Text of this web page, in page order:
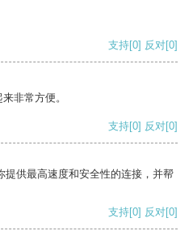
支持[0] 反对[0]
非常方便。
支持[0] 反对[0]
供最高速度和安全性的连接，并帮
支持[0] 反对[0]